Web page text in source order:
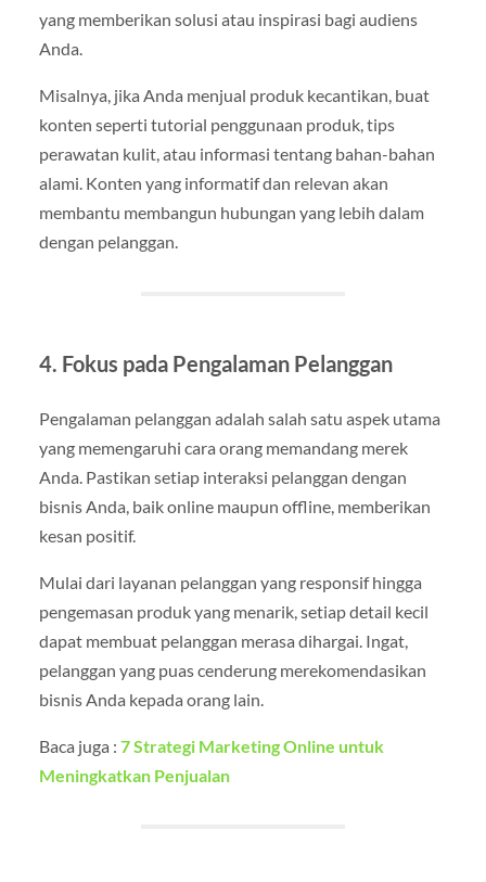
yang memberikan solusi atau inspirasi bagi audiens
Anda.
Misalnya, jika Anda menjual produk kecantikan, buat
konten seperti tutorial penggunaan produk, tips
perawatan kulit, atau informasi tentang bahan-bahan
alami. Konten yang informatif dan relevan akan
membantu membangun hubungan yang lebih dalam
dengan pelanggan.
4. Fokus pada Pengalaman Pelanggan
Pengalaman pelanggan adalah salah satu aspek utama
yang memengaruhi cara orang memandang merek
Anda. Pastikan setiap interaksi pelanggan dengan
bisnis Anda, baik online maupun offline, memberikan
kesan positif.
Mulai dari layanan pelanggan yang responsif hingga
pengemasan produk yang menarik, setiap detail kecil
dapat membuat pelanggan merasa dihargai. Ingat,
pelanggan yang puas cenderung merekomendasikan
bisnis Anda kepada orang lain.
Baca juga : 7 Strategi Marketing Online untuk
Meningkatkan Penjualan